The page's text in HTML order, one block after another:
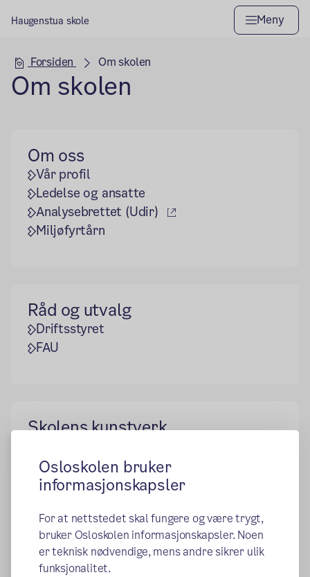
Osloskolen bruker
informasjonskapsler
For at nettstedet skal fungere og være trygt,
bruker Osloskolen informasjonskapsler. Noen
er teknisk nødvendige, mens andre sikrer ulik
funksjonalitet.
Haugenstua skole Meny
Hovedseksjon
Forsiden Om skolen
Om skolen
Om oss
Vår profil
Ledelse og ansatte
Analysebrettet (Udir)
(ekstern lenke)
Miljøfyrtårn
Råd og utvalg
Driftsstyret
FAU
Skolens kunstverk
Lån og leie av lokaler
Utlån og utleie av lokaler